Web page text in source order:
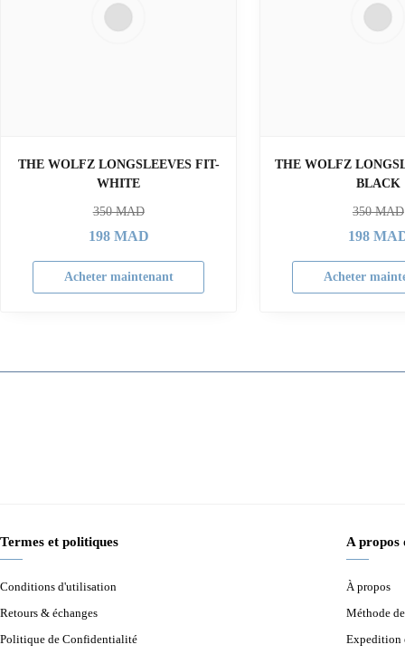
THE WOLFZ LONGSLEEVES FIT-
WHITE
350MAD
198MAD
Acheter maintenant
THE WOLFZ
BLACK
350MAD
198
Acheter
Termes et politiques
Conditions d'utilisation
Retours & échanges
Politique de Confidentialité
A propos
À propos
Méthode
Expedition